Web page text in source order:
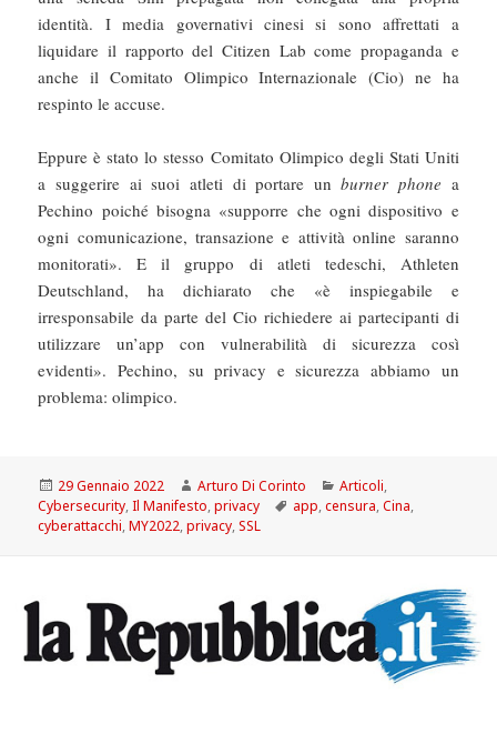
identità. I media governativi cinesi si sono affrettati a
liquidare il rapporto del Citizen Lab come propaganda e
anche il Comitato Olimpico Internazionale (Cio) ne ha
respinto le accuse.
Eppure è stato lo stesso Comitato Olimpico degli Stati Uniti
a suggerire ai suoi atleti di portare unburner phone a
Pechino poiché bisogna «supporre che ogni dispositivo e
ogni comunicazione, transazione e attività online saranno
monitorati». E il gruppo di atleti tedeschi, Athleten
Deutschland, ha dichiarato che «è inspiegabile e
irresponsabile da parte del Cio richiedere ai partecipanti di
utilizzare un’app con vulnerabilità di sicurezza così
evidenti». Pechino, su privacy e sicurezza abbiamo un
problema: olimpico.
Scritto
il
29 Gennaio 2022 Autore
Arturo Di Corinto Categorie
Articoli,
Cybersecurity,Il Manifesto,privacy Tag
app,censura,Cina,
cyberattacchi,MY2022,privacy,SSL